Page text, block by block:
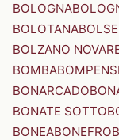
BOLOGNA
BOLOTANA
BOLZANO
BOMBA
BONARCADO
BONATE SOTTO
BONEABONEFRO